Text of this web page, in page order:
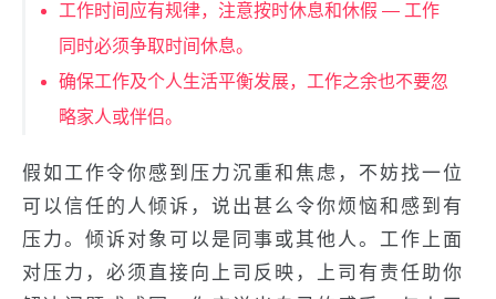
工作时间应有规律，注意按时休息和休假 — 工作
同时必须争取时间休息。
确保工作及个人生活平衡发展，工作之余也不要忽
略家人或伴侣。
假如工作令你感到压力沉重和焦虑，不妨找一位
可以信任的人倾诉，说出甚么令你烦恼和感到有
压力。倾诉对象可以是同事或其他人。工作上面
对压力，必须直接向上司反映，上司有责任助你